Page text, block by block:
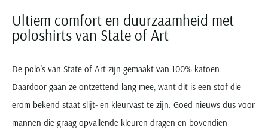
Ultiem comfort en duurzaamheid met
poloshirts van State of Art
De polo’s van State of Art zijn gemaakt van 100% katoen.
Daardoor gaan ze ontzettend lang mee, want dit is een stof die
erom bekend staat slijt- en kleurvast te zijn. Goed nieuws dus voor
mannen die graag opvallende kleuren dragen en bovendien